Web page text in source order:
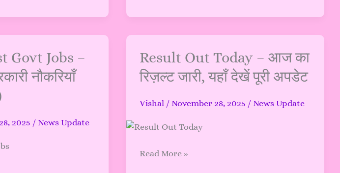
कमा
Govt Jobs –
नौकरियाँ
2025 / News Update
Result Out Today – आज का
रिज़ल्ट जारी, यहाँ देखें पूरी अपडेट
Vishal /November 28, 2025 /News Update
Result
Out
Today
आज
Read More »